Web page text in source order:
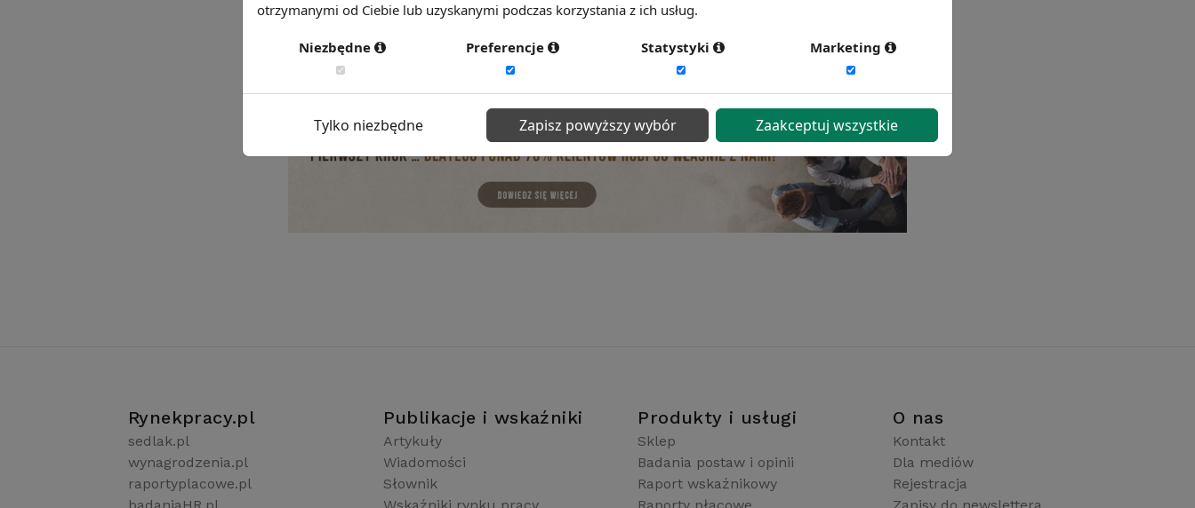
Rynekpracy.pl
sedlak.pl
wynagrodzenia.pl
raportyplacowe.pl
Publikacje i wskaźniki
Artykuły
Wiadomości
Słownik
Produkty i usługi
Sklep
Badania postaw i opinii
Raport wskaźnikowy
O nas
Kontakt
Dla mediów
Rejestracja
otrzymanymi od Ciebie lub uzyskanymi podczas korzystania z ich usług.
Niezbędne Preferencje Statystyki Marketing
Tylko niezbędne Zapisz powyższy wybór Zaakceptuj wszystkie